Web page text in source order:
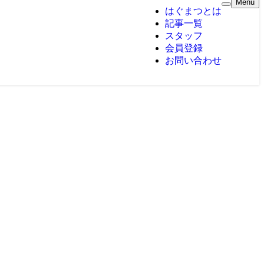
はぐまつとは
記事一覧
スタッフ
会員登録
お問い合わせ
Menu